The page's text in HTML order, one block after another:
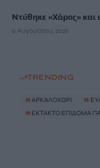
Ντύθηκε «Χάρος» και
6 Αυγούστου, 2026
TRENDING
#ΑΡΚΑΛΟΧΩΡΙ #
# ΕΚΤΑΚΤΟ ΕΠΙΔΟΜΑ